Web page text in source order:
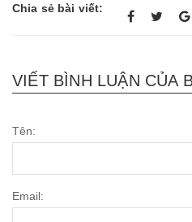
Chia sẻ bài viết:
VIẾT BÌNH LUẬN CỦA
Tên:
Email: